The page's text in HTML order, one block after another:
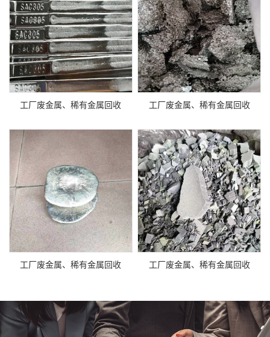
工厂废金属、稀有金属回收 工厂废金属、稀有金属回收
工厂废金属、稀有金属回收 工厂废金属、稀有金属回收